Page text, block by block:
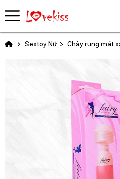
Sextoy Nữ Chày rung mát